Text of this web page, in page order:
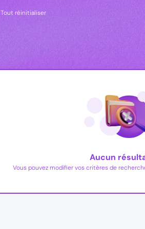
Tout réinitialiser
Aucun
Vous pouvez modifier vos critères de